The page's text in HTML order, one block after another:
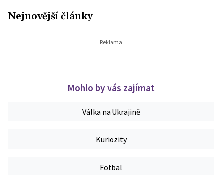
Nejnovější články
Mohlo by vás zajímat
Válka na Ukrajině
Kuriozity
Fotbal